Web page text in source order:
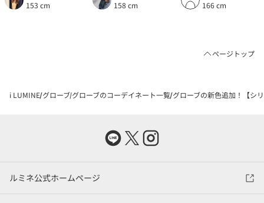
153 cm
158 cm
166 cm
ページトップ
i LUMINE グローブ グローブのコーデイネート一覧 グローブの新色追加！【シ
ルミネ公式ホームページ